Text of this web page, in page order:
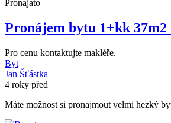
Pronajato
Pronájem bytu 1+kk
Pro cenu kontaktujte makléře.
Byt
Jan Šťástka
4 roky před
Máte možnost si pronajmout velmi hezký